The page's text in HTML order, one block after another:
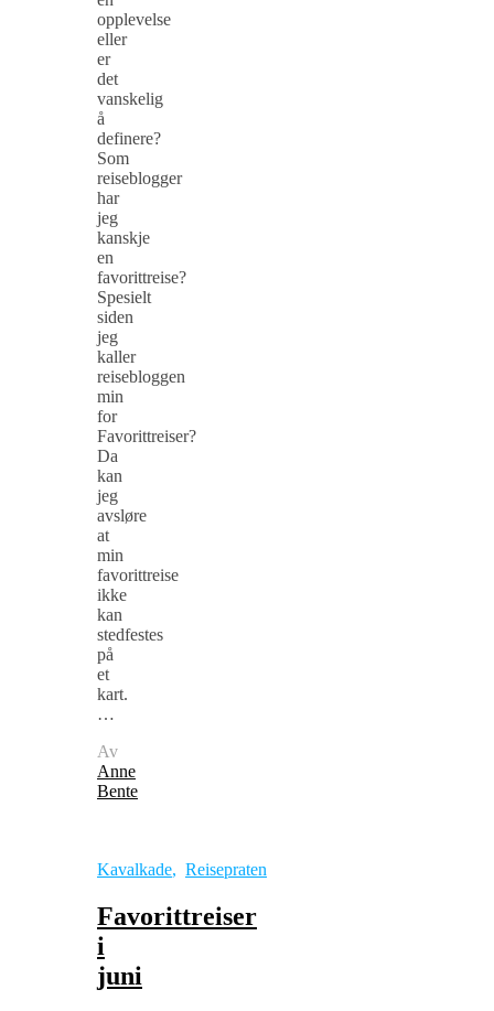
opplevelse
eller
er
det
vanskelig
å
definere?
Som
reiseblogger
har
jeg
kanskje
en
favorittreise?
Spesielt
siden
jeg
kaller
reisebloggen
min
for
Favorittreiser?
Da
kan
jeg
avsløre
at
min
favorittreise
ikke
kan
stedfestes
på
et
kart.
…
Av
Anne
Bente
Kavalkade, Reisepraten
Favorittreiser
i
juni